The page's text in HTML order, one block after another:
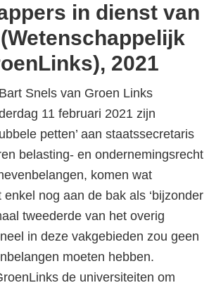
in dienst van
2021
Snels van Groen Links
11 februari 2021 zijn
petten’ aan staatssecretaris
belasting- en ondernemingsrecht
komen wat
nog aan de bak als ‘bijzonder
tweederde van het overig
in deze vakgebieden zou geen
moeten hebben.
de universiteiten om